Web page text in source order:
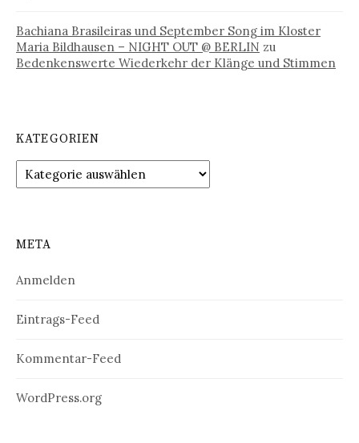
Bachiana Brasileiras und September Song im Kloster
Maria Bildhausen – NIGHT OUT @ BERLIN zu
Bedenkenswerte Wiederkehr der Klänge und Stimmen
KATEGORIEN
Kategorien
META
Anmelden
Eintrags-Feed
Kommentar-Feed
WordPress.org